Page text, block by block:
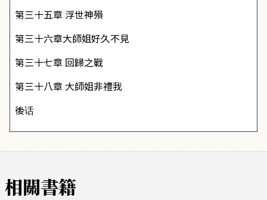
第三十五章 浮世神殞
第三十六章大師姐好久不見
第三十七章 回歸之戰
第三十八章 大師姐非禮我
後话
相關書籍